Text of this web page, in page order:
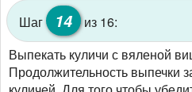
Шаг 14 из 16:
Выпекать куличи с вяленой
Продолжительность выпечки